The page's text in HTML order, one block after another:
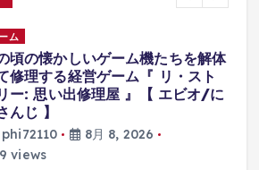
ム
頃の懐かしいゲーム機たちを解体
修理する経営ゲーム『 リ・スト
ー: 思い出修理屋 』【 エビオ/に
んじ 】
phi72110
8月 8, 2026
views